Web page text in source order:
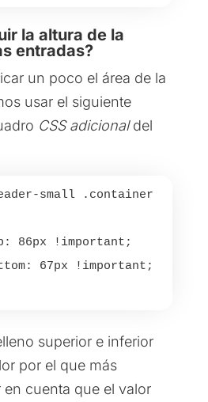
la altura de la
entradas?
un poco el área de la
usar el siguiente
CSS adicionaldel
small .container
superior e inferior
por el que más
cuenta que el valor